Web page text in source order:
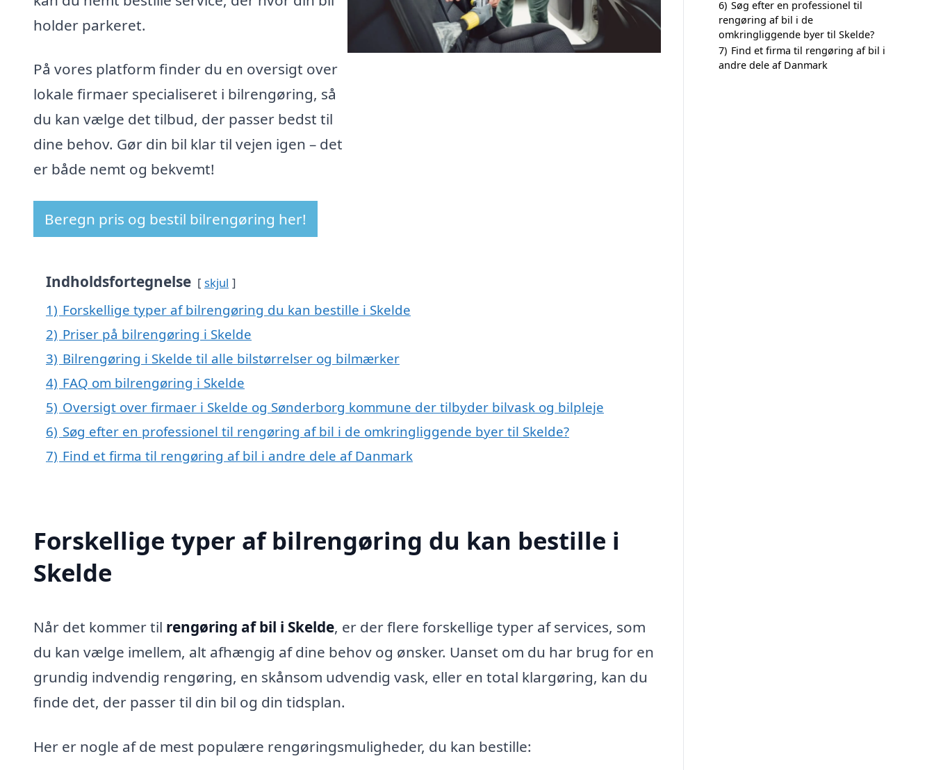
holder parkeret.
På vores platform finder du en oversigt over
lokale firmaer specialiseret i bilrengøring, så
du kan vælge det tilbud, der passer bedst til
dine behov. Gør din bil klar til vejen igen – det
er både nemt og bekvemt!
Beregn pris og bestil bilrengøring her!
Indholdsfortegnelse skjul
1) Forskellige typer af bilrengøring du kan bestille i Skelde
2) Priser på bilrengøring i Skelde
3) Bilrengøring i Skelde til alle bilstørrelser og bilmærker
4) FAQ om bilrengøring i Skelde
5) Oversigt over firmaer i Skelde og Sønderborg kommune der tilbyder bilvask og bilpleje
6) Søg efter en professionel til rengøring af bil i de omkringliggende byer til Skelde?
7) Find et firma til rengøring af bil i andre dele af Danmark
Forskellige typer af bilrengøring du kan bestille i
Skelde
Når det kommer til rengøring af bil i Skelde, er der flere forskellige typer af services, som
du kan vælge imellem, alt afhængig af dine behov og ønsker. Uanset om du har brug for en
grundig indvendig rengøring, en skånsom udvendig vask, eller en total klargøring, kan du
finde det, der passer til din bil og din tidsplan.
Her er nogle af de mest populære rengøringsmuligheder, du kan bestille:
6) Søg efter en professionel til
rengøring af bil i de
omkringliggende byer til Skelde?
7) Find et firma til rengøring af bil i
andre dele af Danmark